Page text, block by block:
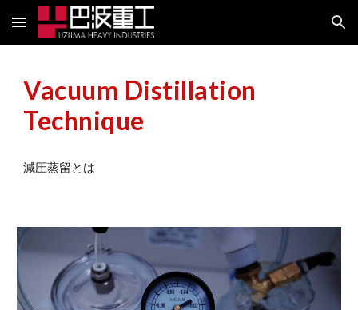
Skip to main content Skip to navigation
Vacuum Distillation
Technique
減圧蒸留とは